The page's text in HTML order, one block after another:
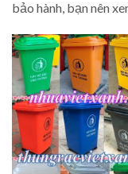
bảo hành, bạn nên